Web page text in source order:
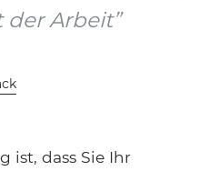
Arbeit”
ist, dass Sie Ihr